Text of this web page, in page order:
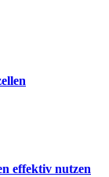
effektiv nutzen